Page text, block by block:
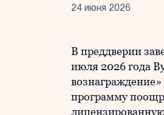
24 июня 2026
В преддверии
июля 2026 года
программу
лицензированную